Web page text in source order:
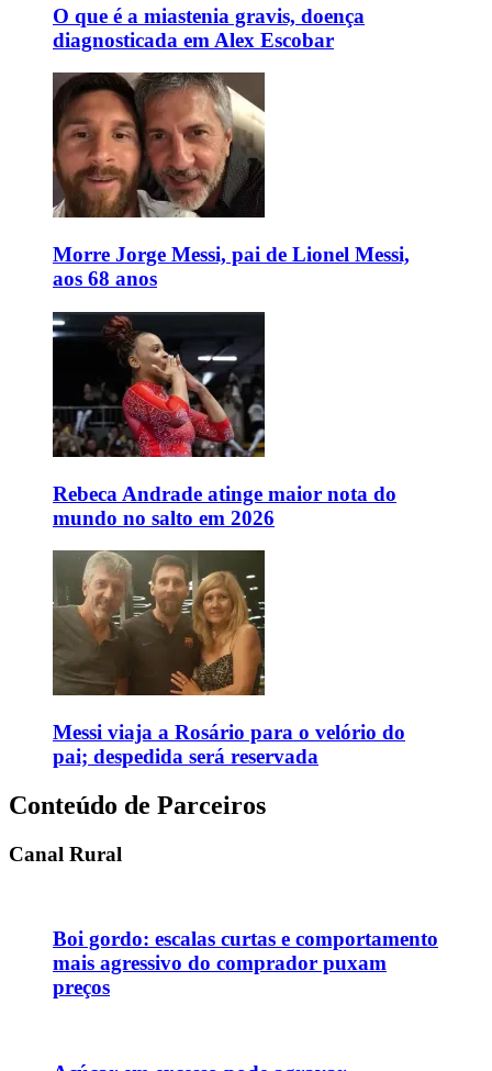
O que é a miastenia gravis, doença
diagnosticada em Alex Escobar
Morre Jorge Messi, pai de Lionel Messi,
aos 68 anos
Rebeca Andrade atinge maior nota do
mundo no salto em 2026
Messi viaja a Rosário para o velório do
pai; despedida será reservada
Conteúdo de Parceiros
Canal Rural
Boi gordo: escalas curtas e comportamento
mais agressivo do comprador puxam
preços